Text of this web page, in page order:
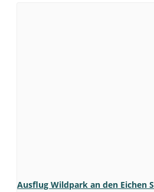
Ausflug Wildpark an den Eichen